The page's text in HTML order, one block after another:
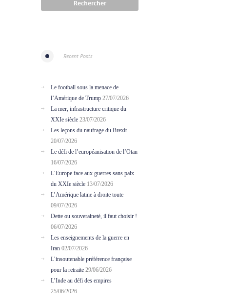
Recent Posts
Le football sous la menace de
l’Amérique de Trump 27/07/2026
La mer, infrastructure critique du
XXIe siècle 23/07/2026
Les leçons du naufrage du Brexit
20/07/2026
Le défi de l’européanisation de l’Otan
16/07/2026
L’Europe face aux guerres sans paix
du XXIe siècle 13/07/2026
L’Amérique latine à droite toute
09/07/2026
Dette ou souveraineté, il faut choisir !
06/07/2026
Les enseignements de la guerre en
Iran 02/07/2026
L’insoutenable préférence française
pour la retraite 29/06/2026
L’Inde au défi des empires
25/06/2026